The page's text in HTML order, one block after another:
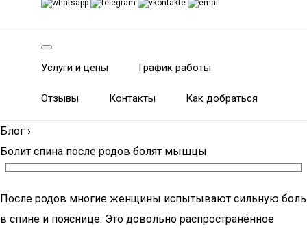
Услуги и цены График работы
Отзывы Контакты Как добраться
Блог ›
Болит спина после родов болят мышцы
После родов многие женщины испытывают сильную боль
в спине и пояснице. Это довольно распространённое